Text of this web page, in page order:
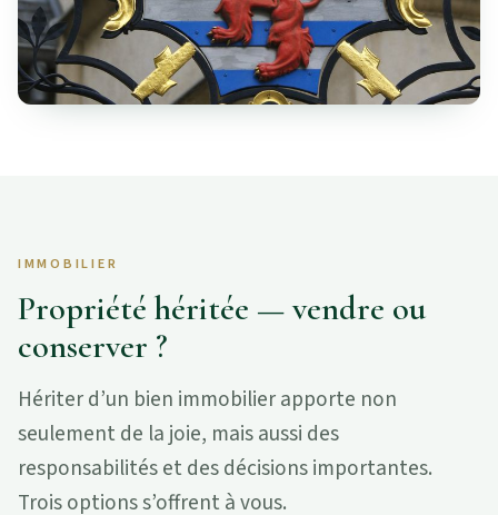
IMMOBILIER
Propriété héritée — vendre ou
conserver ?
Hériter d’un bien immobilier apporte non
seulement de la joie, mais aussi des
responsabilités et des décisions importantes.
Trois options s’offrent à vous.